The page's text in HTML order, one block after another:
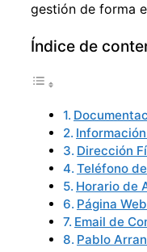
gestión de forma
Índice de
Dirección
Teléfono
Horario de
Página Web
Email de
Pablo